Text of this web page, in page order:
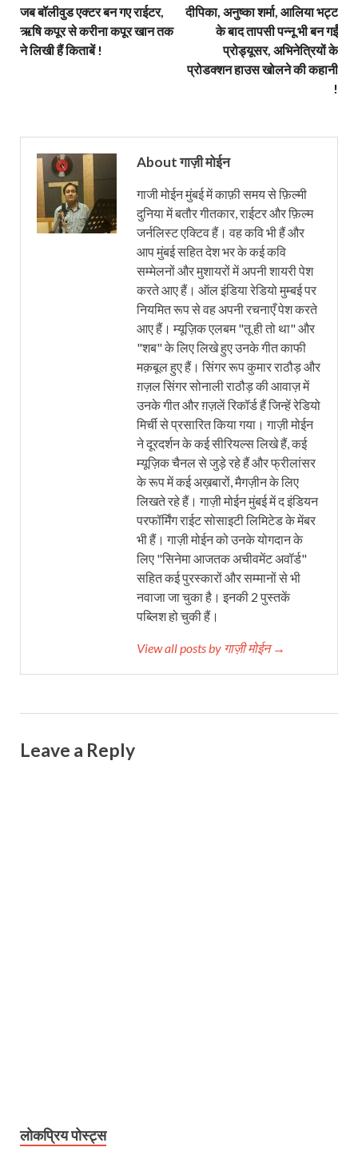
जब बॉलीवुड एक्टर बन गए राईटर,
ऋषि कपूर से करीना कपूर खान तक
ने लिखी हैं किताबें !
दीपिका, अनुष्का शर्मा, आलिया भट्ट
के बाद तापसी पन्नू भी बन गईं
प्रोड्यूसर, अभिनेत्रियों के
प्रोडक्शन हाउस खोलने की कहानी
!
About गाज़ी मोईन
गाजी मोईन मुंबई में काफ़ी समय से फ़िल्मी
दुनिया में बतौर गीतकार, राईटर और फ़िल्म
जर्नलिस्ट एक्टिव हैं। वह कवि भी हैं और
आप मुंबई सहित देश भर के कई कवि
सम्मेलनों और मुशायरों में अपनी शायरी पेश
करते आए हैं। ऑल इंडिया रेडियो मुम्बई पर
नियमित रूप से वह अपनी रचनाएँ पेश करते
आए हैं। म्यूज़िक एलबम "तू ही तो था" और
"शब" के लिए लिखे हुए उनके गीत काफी
मक़बूल हुए हैं। सिंगर रूप कुमार राठौड़ और
ग़ज़ल सिंगर सोनाली राठौड़ की आवाज़ में
उनके गीत और ग़ज़लें रिकॉर्ड हैं जिन्हें रेडियो
मिर्ची से प्रसारित किया गया। गाज़ी मोईन
ने दूरदर्शन के कई सीरियल्स लिखे हैं, कई
म्यूज़िक चैनल से जुड़े रहे हैं और फ्रीलांसर
के रूप में कई अख़बारों, मैगज़ीन के लिए
लिखते रहे हैं। गाज़ी मोईन मुंबई में द इंडियन
परफॉर्मिंग राईट सोसाइटी लिमिटेड के मेंबर
भी हैं। गाज़ी मोईन को उनके योगदान के
लिए "सिनेमा आजतक अचीवमेंट अवॉर्ड"
सहित कई पुरस्कारों और सम्मानों से भी
नवाजा जा चुका है। इनकी 2 पुस्तकें
पब्लिश हो चुकी हैं।
View all posts by गाज़ी मोईन →
Leave a Reply
लोकप्रिय पोस्ट्स